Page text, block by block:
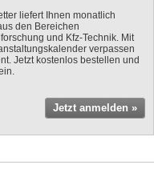
liefert Ihnen monatlich
den Bereichen
und Kfz-Technik. Mit
verpassen
Jetzt kostenlos bestellen und
Jetzt anmelden »